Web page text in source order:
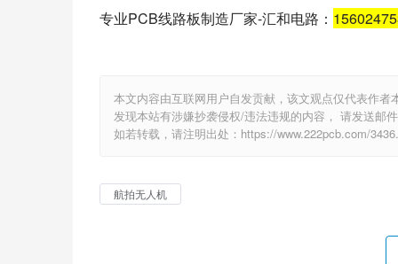
专业PCB线路板制造厂家-汇和电路：
本文内容由互联网用户自发贡献，该文观点仅代表作
发现本站有涉嫌抄袭侵权/违法违规的内容， 请发送邮
如若转载，请注明出处：https://www.222pcb.com/
航拍无人机